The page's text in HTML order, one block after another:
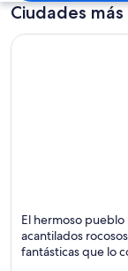
Ciudades
Mar, Lujo y
El hermoso
acantilados
fantásticas que lo